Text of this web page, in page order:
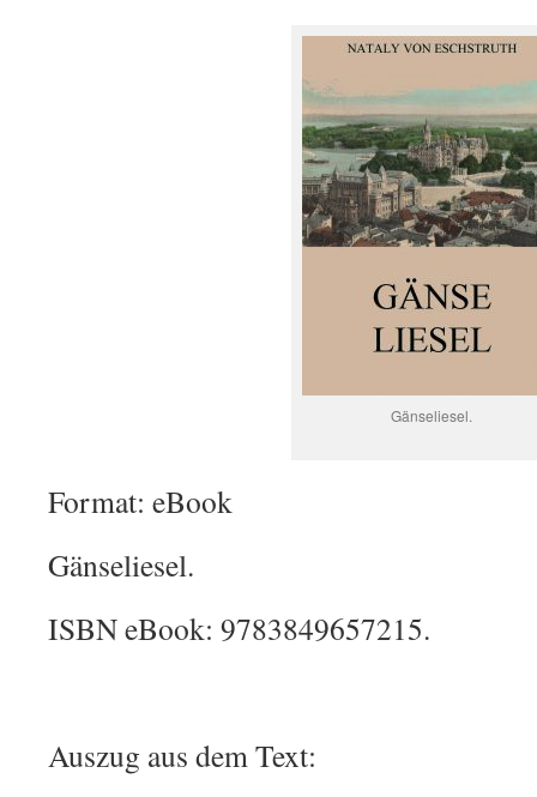
Gänseliesel.
Format: eBook
Gänseliesel.
ISBN eBook: 9783849657215.
Auszug aus dem Text: